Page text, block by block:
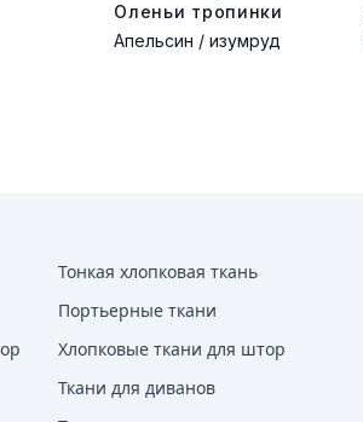
нагреве. Эта ткань от — практичный
Оленьи тропинки
Апельсин / изумруд
Тонкая хлопковая ткань
Портьерные ткани
Хлопковые ткани для штор
Ткани для диванов